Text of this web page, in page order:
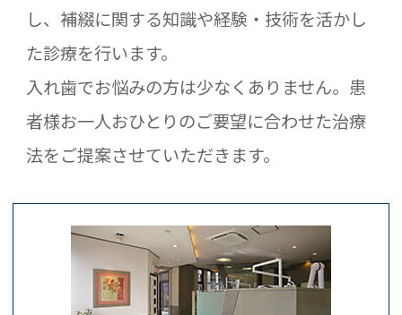
し、補綴に関する知識や経験・技術を活かし
た診療を行います。
入れ歯でお悩みの方は少なくありません。患
者様お一人おひとりのご要望に合わせた治療
法をご提案させていただきます。